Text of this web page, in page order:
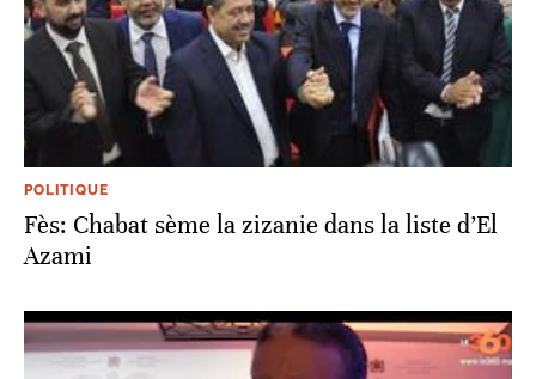
POLITIQUE
Fès: Chabat sème la zizanie dans la liste d’El
Azami